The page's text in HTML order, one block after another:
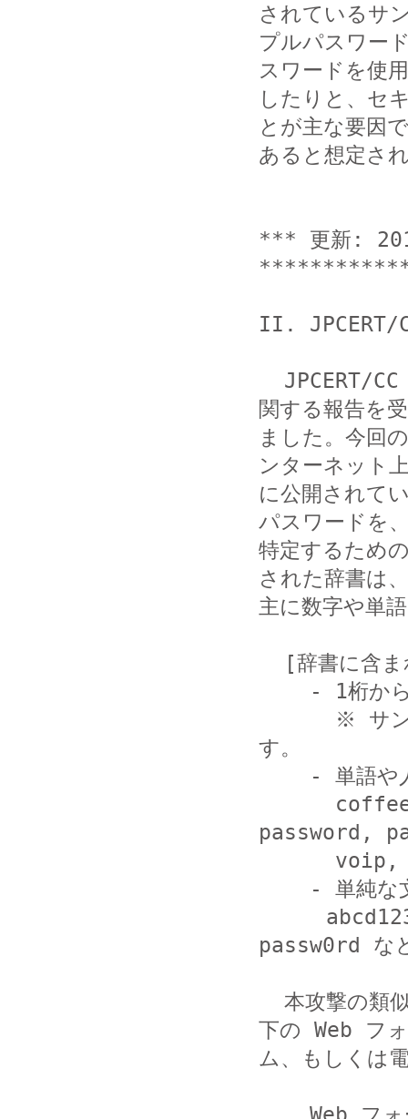
されているサ
プルパスワー
スワードを使用
したりと、セ
とが主な要因で
あると想定さ
*** 更新:
II. JPCERT/
関する報告を
ました。今回
ンターネット
に公開されて
パスワードを
特定するため
された辞書は、
主に数字や単
す。
password,
passw0rd な
下の Web フ
ム、もしくは